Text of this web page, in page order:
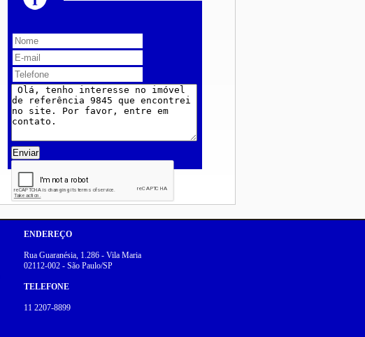
Enviar
ENDEREÇO
Rua Guaranésia, 1.286 - Vila Maria
02112-002 - São Paulo/SP
TELEFONE
11 2207-8899